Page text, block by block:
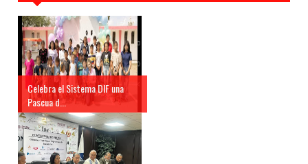
Celebra el Sistema DIF una
Pascua d...